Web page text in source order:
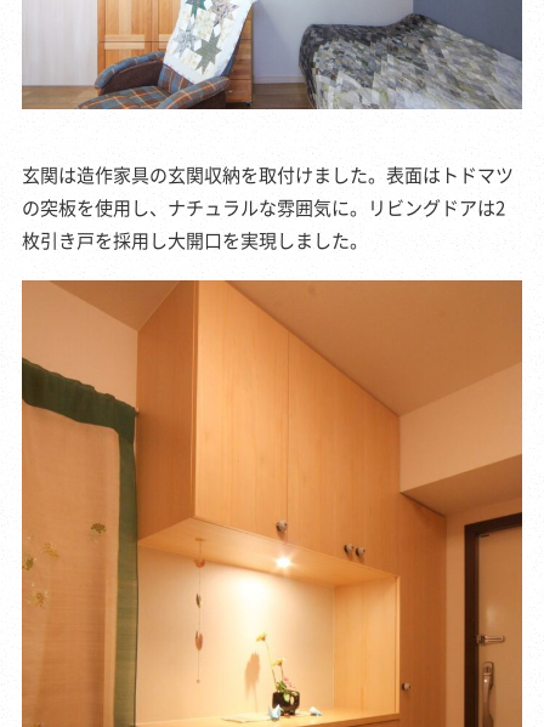
玄関は造作家具の玄関収納を取付けました。表面はトドマツ
の突板を使用し、ナチュラルな雰囲気に。リビングドアは2
枚引き戸を採用し大開口を実現しました。